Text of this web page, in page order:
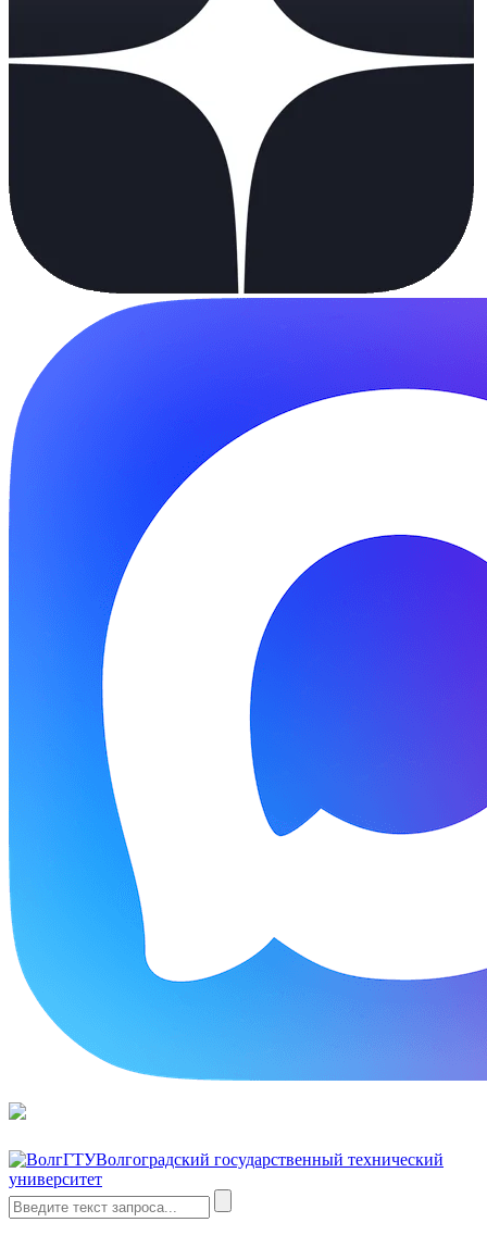
Волгоградский государственный технический
университет